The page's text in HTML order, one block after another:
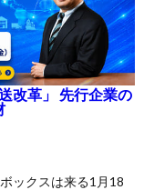
改革」 先行企業の
ックスは来る1月18